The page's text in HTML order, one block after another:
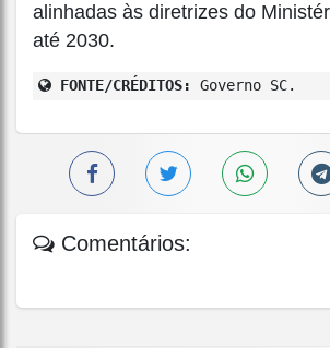
alinhadas às diretrizes do
até 2030.
FONTE/CRÉDITOS: Governo SC.
Comentários: